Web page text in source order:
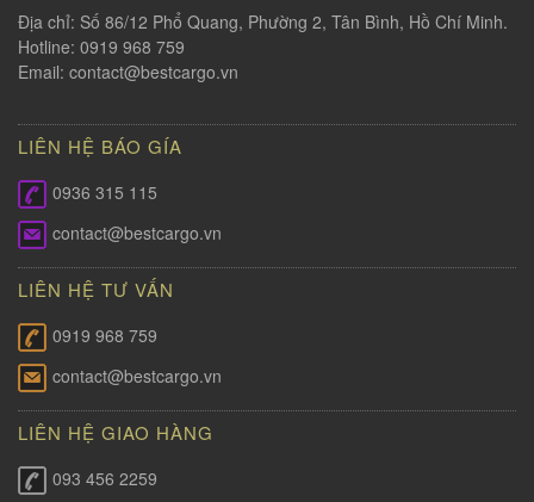
Địa chỉ: Số 86/12 Phổ Quang, Phường 2, Tân Bình, Hồ Chí Minh.
Hotline: 0919 968 759
Email: contact@bestcargo.vn
LIÊN HỆ BÁO GÍA
0936 315 115
contact@bestcargo.vn
LIÊN HỆ TƯ VẤN
0919 968 759
contact@bestcargo.vn
LIÊN HỆ GIAO HÀNG
093 456 2259